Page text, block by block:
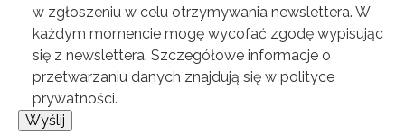
w zgłoszeniu w celu otrzymywania newslettera. W
każdym momencie mogę wycofać zgodę wypisując
się z newslettera. Szczegółowe informacje o
przetwarzaniu danych znajdują się w polityce
prywatności.